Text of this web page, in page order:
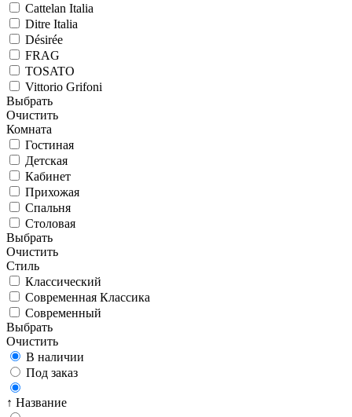
Cattelan Italia
Ditre Italia
Désirée
FRAG
TOSATO
Vittorio Grifoni
Выбрать
Очистить
Комната
Гостиная
Детская
Кабинет
Прихожая
Спальня
Столовая
Выбрать
Очистить
Стиль
Классический
Современная Классика
Современный
Выбрать
Очистить
В наличии
Под заказ
↑ Название